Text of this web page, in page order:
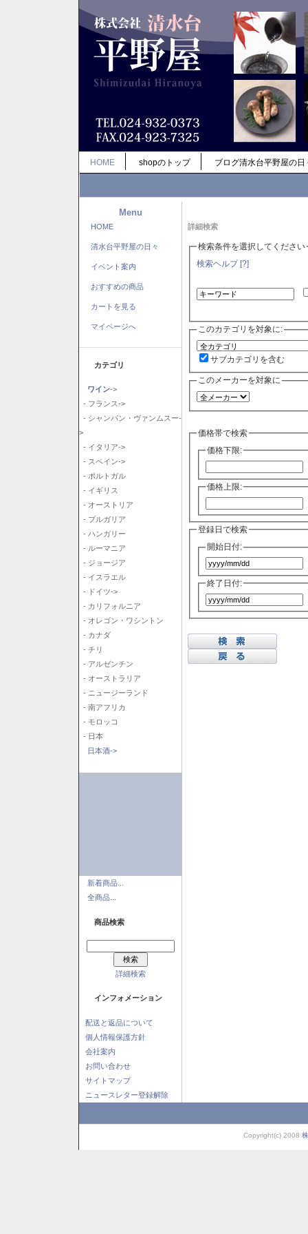
HOME shopのトップ ブログ清水台平野屋の日
Menu
HOME
清水台平野屋の日々
イベント案内
おすすめの商品
カートを見る
マイページへ
カテゴリ
ワイン->
- フランス->
- シャンパン・ヴァンムスー-
>
- イタリア->
- スペイン->
- ポルトガル
- イギリス
- オーストリア
- ブルガリア
- ハンガリー
- ルーマニア
- ジョージア
- イスラエル
- ドイツ->
- カリフォルニア
- オレゴン・ワシントン
- カナダ
- チリ
- アルゼンチン
- オーストラリア
- ニュージーランド
- 南アフリカ
- モロッコ
- 日本
日本酒->
新着商品...
全商品...
商品検索
詳細検索
インフォメーション
配送と返品について
個人情報保護方針
会社案内
お問い合わせ
サイトマップ
ニュースレター登録解除
詳細検索
検索条件を選択してください
検索ヘルプ [?]
このカテゴリを対象に:
サブカテゴリを含む
このメーカーを対象に
価格帯で検索
価格下限:
価格上限:
登録日で検索
開始日付:
終了日付:
Copyright(c) 2008